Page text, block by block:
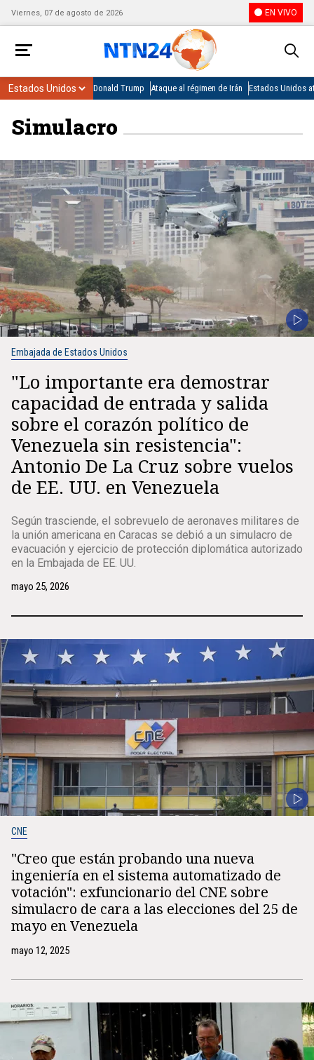
Viernes, 07 de agosto de 2026 EN VIVO
Donald Trump Ataque al régimen de Irán Estados Unidos
Simulacro
Embajada de Estados Unidos
"Lo importante era demostrar
capacidad de entrada y salida
sobre el corazón político de
Venezuela sin resistencia":
Antonio De La Cruz sobre vuelos
de EE. UU. en Venezuela
Según trasciende, el sobrevuelo de aeronaves militares de
la unión americana en Caracas se debió a un simulacro de
evacuación y ejercicio de protección diplomática autorizado
en la Embajada de EE. UU.
mayo 25, 2026
CNE
"Creo que están probando una nueva
ingeniería en el sistema automatizado de
votación": exfuncionario del CNE sobre
simulacro de cara a las elecciones del 25 de
mayo en Venezuela
mayo 12, 2025